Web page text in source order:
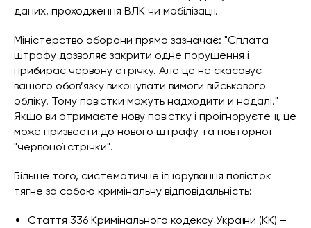
даних, проходження ВЛК чи мобілізації.
Міністерство оборони прямо зазначає: "Сплата
штрафу дозволяє закрити одне порушення і
прибирає червону стрічку. Але це не скасовує
вашого обов’язку виконувати вимоги військового
обліку. Тому повістки можуть надходити й надалі."
Якщо ви отримаєте нову повістку і проігноруєте її, це
може призвести до нового штрафу та повторної
"червоної стрічки".
Більше того, систематичне ігнорування повісток
тягне за собою кримінальну відповідальність:
Стаття 336 Кримінального кодексу України (КК) –